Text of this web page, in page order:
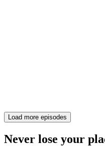
Load more episodes
Never lose your